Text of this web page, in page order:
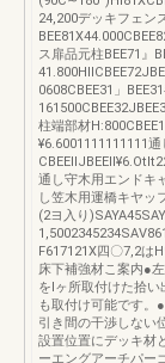
24,200デッキフェン
ス扉品元柱BEE71』
0608CBEE31」
柱端部材
¥6.6001111111111通
通し守木用エンドキ
し笠木用運橋キヤッ
(2ヨ入り
F617121X四〇7,2は
床下補強材こ案内●
をlヶ所取付けた拾
も取付け可能です。
引き間の干渉しない
設置位置にデッキ材
ーエングアーチパー